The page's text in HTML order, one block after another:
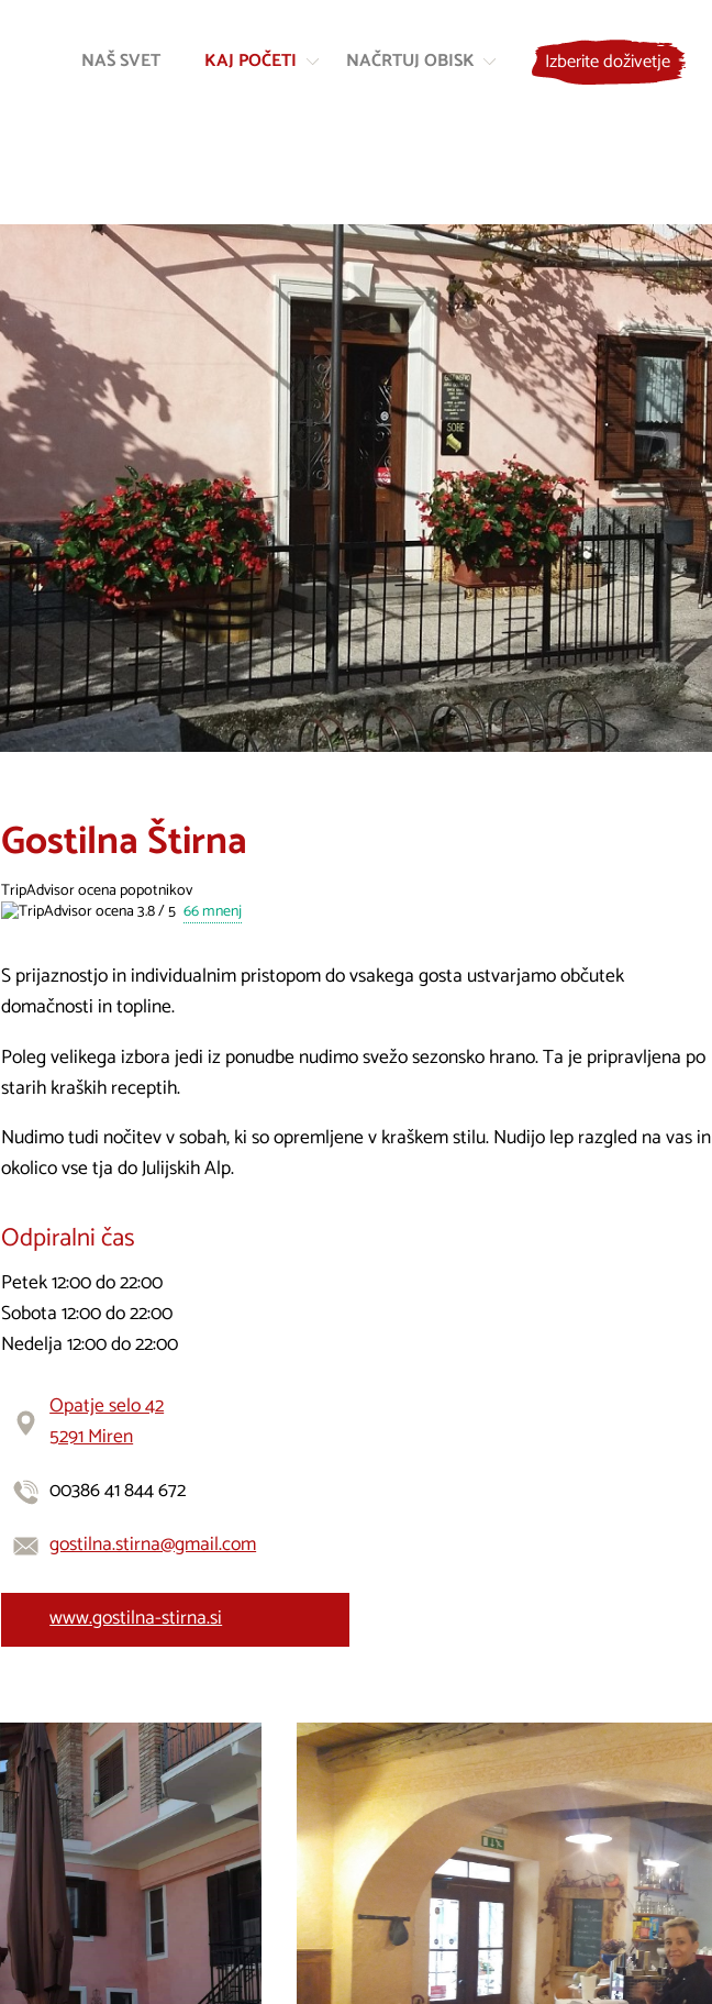
vsebino
NAŠ SVET KAJ POČETI NAČRTUJ OBISK Izberite doživetje
Gostilna Štirna
TripAdvisor ocena popotnikov
66 mnenj
S prijaznostjo in individualnim pristopom do vsakega gosta ustvarjamo občutek
domačnosti in topline.
Poleg velikega izbora jedi iz ponudbe nudimo svežo sezonsko hrano. Ta je pripravljena po
starih kraških receptih.
Nudimo tudi nočitev v sobah, ki so opremljene v kraškem stilu. Nudijo lep razgled na vas in
okolico vse tja do Julijskih Alp.
Odpiralni čas
Petek 12:00 do 22:00
Sobota 12:00 do 22:00
Nedelja 12:00 do 22:00
Opatje selo 42
5291 Miren
00386 41 844 672
gostilna.stirna@gmail.com
www.gostilna-stirna.si